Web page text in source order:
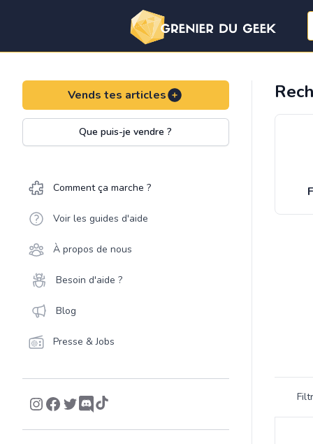
Vends tes articles
Que puis-je vendre ?
Comment ça marche ?
Voir les guides d'aide
À propos de nous
Besoin d'aide ?
Blog
Presse & Jobs